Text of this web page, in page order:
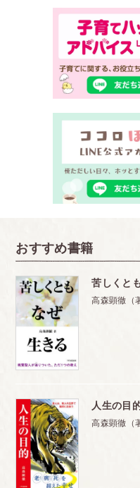
おすすめ書籍
苦しくと
高森顕徹（
人生の目
高森顕徹（